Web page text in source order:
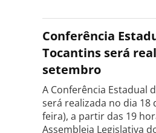
Conferência
Tocantins será
setembro
A Conferência Estadual
será realizada no dia
feira), a partir das 19
Assembleia Legislativa